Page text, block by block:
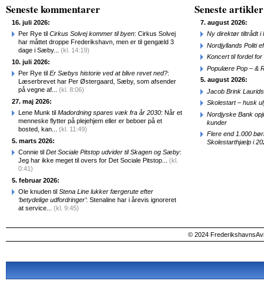
Seneste kommentarer
16. juli 2026:
Per Rye til Cirkus Solvej kommer til byen: Cirkus Solvej
har måttet droppe Frederikshavn, men er til gengæld 3
dage i Sæby... (kl. 14:19)
10. juli 2026:
Per Rye til Er Sæbys historie ved at blive revet ned?:
Læserbrevet har Per Østergaard, Sæby, som afsender
på vegne af... (kl. 8:06)
27. maj 2026:
Lene Munk til Madordning spares væk fra år 2030: Når et
menneske flytter på plejehjem eller er beboer på et
bosted, kan... (kl. 11:49)
5. marts 2026:
Connie til Det Sociale Pitstop udvider til Skagen og Sæby:
Jeg har ikke meget til overs for Det Sociale Pitstop... (kl.
0:41)
5. februar 2026:
Ole knuden til Stena Line lukker færgerute efter
‘betydelige udfordringer’: Stenaline har i årevis ignoreret
at service... (kl. 9:45)
Seneste artikler
7. august 2026:
Ny direktør tiltrådt i
Nordjyllands Politi
Koncert til fordel
Populære Pop – &
5. august 2026:
Jacob Brink
Skolestart – husk
Nordjyske Bank
kunder
Flere end 1.000
Skolestarthjælp i
© 2024